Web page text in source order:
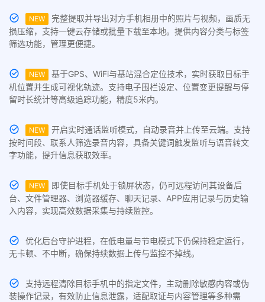
NEW
完整提取并导出对方手机相册中的照片与视频，画质无
损压缩，支持一键云存储或批量下载至本地。提供内容分类与标签
筛选功能，管理更便捷。
NEW
基于GPS、WiFi与基站混合定位技术，实时获取目标手
机位置并生成可视化轨迹。支持电子围栏设定、位置变更提醒与停
留时长统计等高级追踪功能，精度5米内。
NEW
开启实时通话监听模式，自动录音并上传至云端。支持
按时间段、联系人筛选录音内容，具备关键词触发监听与语音转文
字功能，提升信息获取效率。
NEW
即使目标手机处于锁屏状态，仍可远程访问其设备后
台、文件管理器、浏览器缓存、聊天记录、APP应用记录与历史输
入内容，实现高效数据采集与持续监控。
优化后台守护进程，在低电量与节电模式下仍保持稳定运行，
无卡顿、不中断，确保持续数据上传与监控不掉线。
支持远程清除目标手机中的指定文件，主动删除敏感内容或伪
装操作记录，有效防止信息泄露，适配取证与内容管理等多种需